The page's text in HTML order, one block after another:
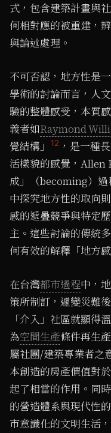
式，包含建築計畫與
何相對應的被重建，
與論述處理。
不可否認，地方性是
學術的討論而言，人
驗的整體感受，本質
義者如Raymond
覺結構」
12 ，是一種
活樣貌的感覺，Allen
成」（becoming）過
中探究地方性的取向
感的遞疊競爭與特定
主。這些討論的傳統
何有效的解釋「地方
在台灣都市過程中，
策所制訂，遽變災難
「介入」社區就顯得
為空間生產條件再生
屬社團/建築專業者之
本創造的房產價值對
起了相當的作用。同
的營造體系與現代性
市意識化的文明生活